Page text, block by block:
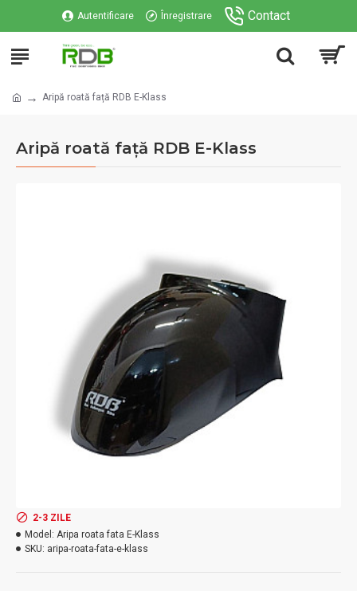
Autentificare Înregistrare Contact
Aripă roată față RDB E-Klass
Aripă roată față RDB E-Klass
2-3 ZILE
Model: Aripa roata fata E-Klass
SKU: aripa-roata-fata-e-klass